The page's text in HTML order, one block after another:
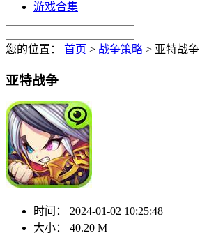
游戏合集
您的位置： 首页 > 战争策略 > 亚特战争
亚特战争
时间：
2024-01-02 10:25:48
大小：
40.20 M